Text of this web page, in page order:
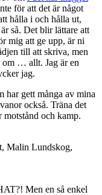
för att det är något
hålla i och hålla ut,
så. Det blir lättare att
mig att ge upp, är ni
till att skriva, men
om … allt. Jag är en
jag.
har gett många av mina
också. Träna det
och kamp.
Men en så enkel